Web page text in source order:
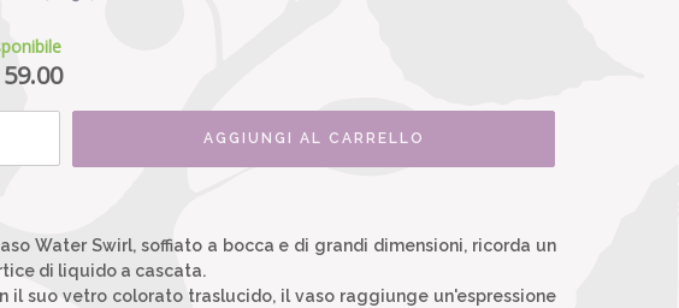
AGGIUNGI AL CARRELLO
Water Swirl, soffiato a bocca e di grandi dimensioni, ricorda un
di liquido a cascata.
il suo vetro colorato traslucido, il vaso raggiunge un'espressione